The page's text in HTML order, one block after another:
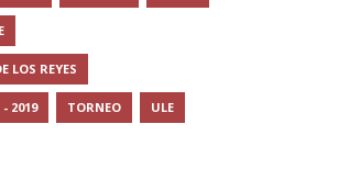
LOS REYES
2019 TORNEO ULE